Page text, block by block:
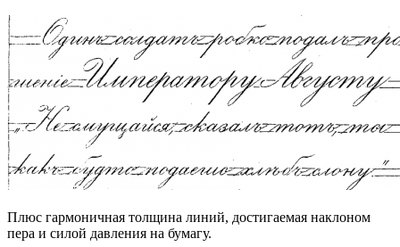
Плюс гармоничная толщина линий, достигаемая наклоном
пера и силой давления на бумагу.